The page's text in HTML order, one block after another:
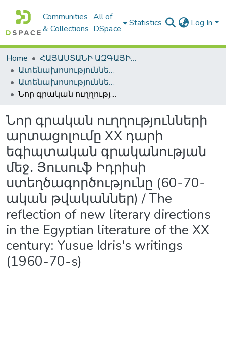
Communities
& Collections
All of
DSpace
Statistics Log In
Home
ՀԱՅԱՍՏԱՆԻ ԱԶԳԱՅԻՆ ԳՐԱԴԱՐԱՆԻ ԹՎԱՅԻՆ ՊԱՀՈՑ / DIGITAL REPOSITORY OF NLA
Ատենախոսություններ և սեղմագրեր / Theses & Abstracts
Ատենախոսություններ և սեղմագրեր / Theses & Abstracts
Նոր գրական ուղղությունների արտացոլումը XX դարի եգիպտական գրականության մեջ․ Յուսուֆ Իդրիսի ստեղծագործությունը (60-70-ական թվականներ) / The reflection of new literary directions in the Egyptian literature of the XX century: Yusue Idris's writings (1960-70-s)
Նոր գրական ուղղությունների
արտացոլումը XX դարի
եգիպտական գրականության
մեջ․ Յուսուֆ Իդրիսի
ստեղծագործությունը (60-70-
ական թվականներ) / The
reflection of new literary directions
in the Egyptian literature of the XX
century: Yusue Idris's writings
(1960-70-s)